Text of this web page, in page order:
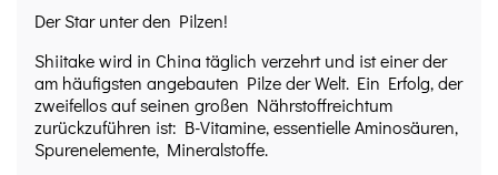
Der Star unter den Pilzen!
Shiitake wird in China täglich verzehrt und ist einer der
am häufigsten angebauten Pilze der Welt. Ein Erfolg, der
zweifellos auf seinen großen Nährstoffreichtum
zurückzuführen ist: B-Vitamine, essentielle Aminosäuren,
Spurenelemente, Mineralstoffe.